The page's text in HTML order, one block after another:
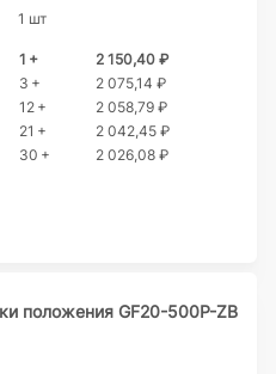
1 шт
1 +
2 150,40 ₽
3 +
2 075,14 ₽
12 +
2 058,79 ₽
21 +
2 042,45 ₽
30 +
2 026,08 ₽
положения GF20-500P-ZB